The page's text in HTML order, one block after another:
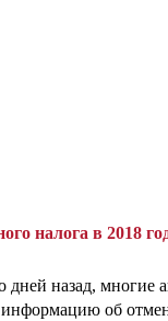
налога в 2018
дней назад, многие
об